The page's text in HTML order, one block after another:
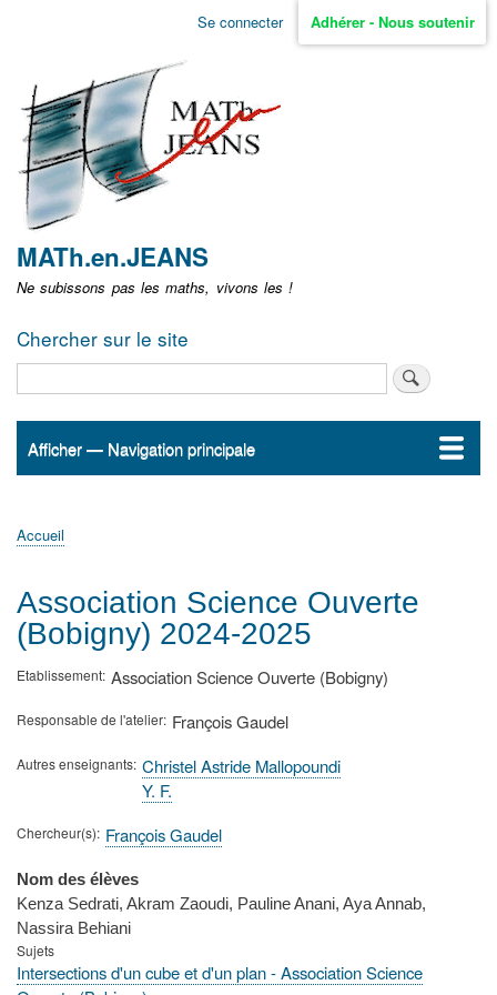
Aller
non
identifié
Se connecter Adhérer - Nous soutenir
MATh.en.JEANS
Ne subissons pas les maths, vivons les !
Chercher sur le site
Navigation
Afficher — Navigation principale
Accueil
ActualitésMATh.en.JEANS ?
Régions et Ateliers
Créer, gérer un atelier
Sujets/Publications
Congrès
d'Ariane
Accueil
Association Science Ouverte
(Bobigny) 2024-2025
Etablissement Association Science Ouverte (Bobigny)
Responsable de l'atelier François Gaudel
Autres enseignants Christel Astride Mallopoundi
Y. F.
Chercheur(s) François Gaudel
Nom des élèves
Kenza Sedrati, Akram Zaoudi, Pauline Anani, Aya Annab,
Nassira Behiani
Sujets
Intersections d'un cube et d'un plan - Association Science